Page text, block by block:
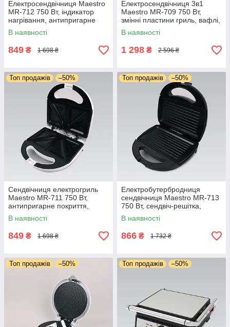
Електросендвічниця Maestro
MR-712 750 Вт, індикатор
нагрівання, антипригарне
покриття, гриль-решітка
В наявності
849 ₴ 1 698 ₴
Електросендвічниця 3в1
Maestro MR-709 750 Вт,
змінні пластини гриль, вафлі,
горішки, антипригарне
покриття, індикатор
В наявності
1 298 ₴ 2 596 ₴
Топ продажів –50%
Сендвічниця електрогриль
Maestro MR-711 750 Вт,
антипригарне покриття,
сендвіч-решітка, індикатор
нагрівання
В наявності
849 ₴ 1 698 ₴
Топ продажів –50%
Електробутербродниця
сендвічниця Maestro MR-713
750 Вт, сендвіч-решітка,
антипригарне покриття,
індикатор нагрівання
В наявності
866 ₴ 1 732 ₴
Топ продажів –50% Топ продажів –50%